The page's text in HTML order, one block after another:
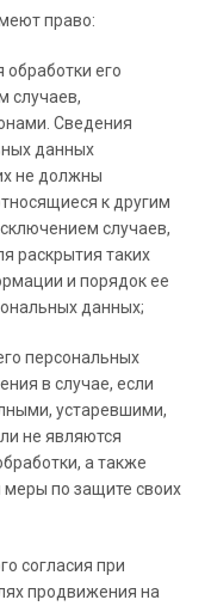
право:
его
случаев,
Сведения
данных
не должны
к другим
случаев,
раскрытия таких
и порядок ее
данных;
персональных
в случае, если
устаревшими,
не являются
а также
по защите своих
согласия при
продвижения на